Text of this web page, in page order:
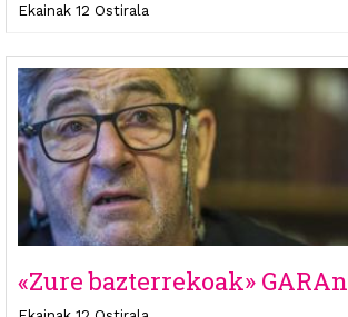
Ekainak 12 Ostirala
«Zure bazterrekoak» GARAn